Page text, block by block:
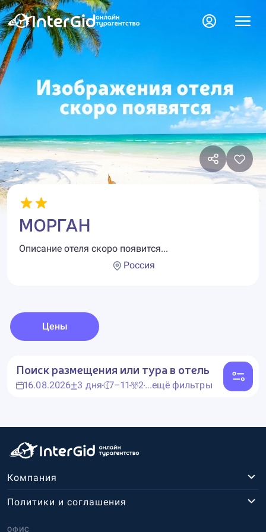
МОРГАН
Описание отеля скоро появится...
Россия
Цены
Поиск размещения или тура в отель
16.08.2026 3 дня 7–11 2...ещё фильтры
Компания
ОФИС
Политики и соглашения